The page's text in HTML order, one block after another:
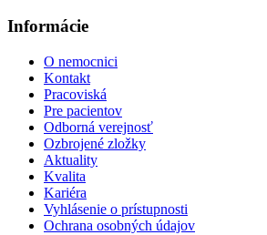
Informácie
O nemocnici
Kontakt
Pracoviská
Pre pacientov
Odborná verejnosť
Ozbrojené zložky
Aktuality
Kvalita
Kariéra
Vyhlásenie o prístupnosti
Ochrana osobných údajov